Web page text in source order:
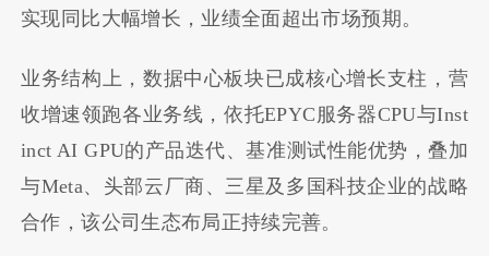
实现同比大幅增长，业绩全面超出市场预期。
业务结构上，数据中心板块已成核心增长支柱，营
收增速领跑各业务线，依托EPYC服务器CPU与Inst
inct AI GPU的产品迭代、基准测试性能优势，叠加
与Meta、头部云厂商、三星及多国科技企业的战略
合作，该公司生态布局正持续完善。